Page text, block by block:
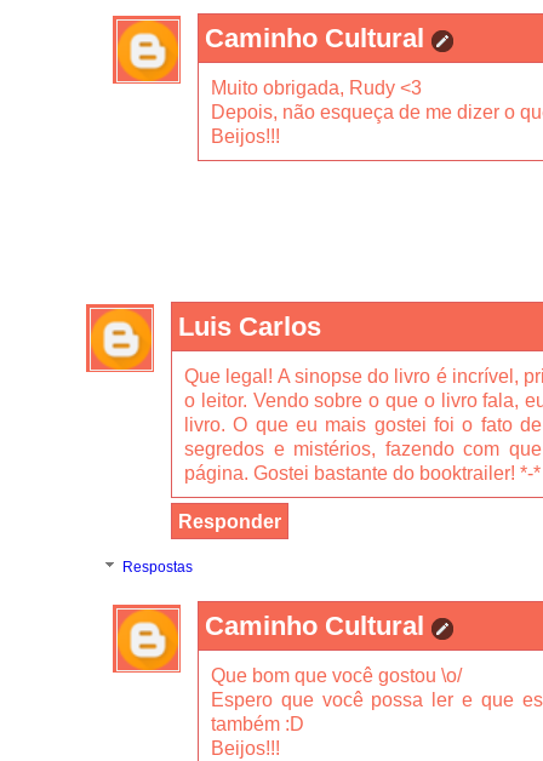
Caminho Cultural
Muito obrigada, Rudy <3
Depois, não esqueça de me dizer o
Beijos!!!
Luis Carlos
Que legal! A sinopse do livro é incrível,
o leitor. Vendo sobre o que o livro fala,
livro. O que eu mais gostei foi o fato
segredos e mistérios, fazendo com
página. Gostei bastante do booktrailer! *-*
Responder
Respostas
Caminho Cultural
Que bom que você gostou \o/
Espero que você possa ler e que
também :D
Beijos!!!